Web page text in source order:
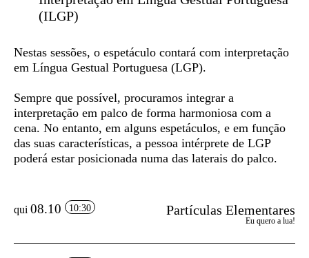
(ILGP)
Nestas sessões, o espetáculo contará com interpretação
em Língua Gestual Portuguesa (LGP).
Sempre que possível, procuramos integrar a
interpretação em palco de forma harmoniosa com a
cena. No entanto, em alguns espetáculos, e em função
das suas características, a pessoa intérprete de LGP
poderá estar posicionada numa das laterais do palco.
qui 08.10 10:30 Partículas Elementares
Eu quero a lua!